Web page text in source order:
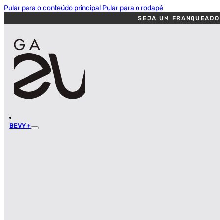
Pular para o conteúdo principal Pular para o rodapé
SEJA UM FRANQUEADO
BEVY +